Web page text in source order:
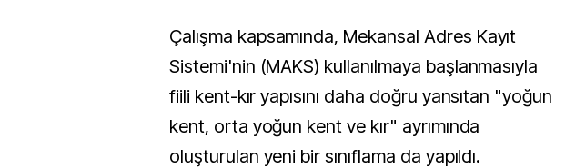
Çalışma kapsamında, Mekansal Adres Kayıt
Sistemi'nin (MAKS) kullanılmaya başlanmasıyla
fiili kent-kır yapısını daha doğru yansıtan "yoğun
kent, orta yoğun kent ve kır" ayrımında
oluşturulan yeni bir sınıflama da yapıldı.